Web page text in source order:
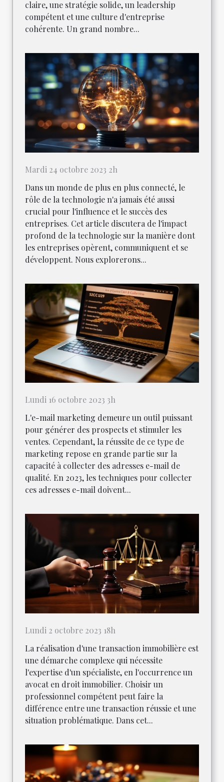
claire, une stratégie solide, un leadership
compétent et une culture d'entreprise
cohérente. Un grand nombre...
Mardi 24 octobre 2023 2h
Dans un monde de plus en plus connecté, le
rôle de la technologie n'a jamais été aussi
crucial pour l'influence et le succès des
entreprises. Cet article discutera de l'impact
profond de la technologie sur la manière dont
les entreprises opèrent, communiquent et se
développent. Nous explorerons...
Lundi 16 octobre 2023 3h
L'e-mail marketing demeure un outil puissant
pour générer des prospects et stimuler les
ventes. Cependant, la réussite de ce type de
marketing repose en grande partie sur la
capacité à collecter des adresses e-mail de
qualité. En 2023, les techniques pour collecter
ces adresses e-mail doivent...
Lundi 2 octobre 2023 18h
La réalisation d'une transaction immobilière est
une démarche complexe qui nécessite
l'expertise d'un spécialiste, en l'occurrence un
avocat en droit immobilier. Choisir un
professionnel compétent peut faire la
différence entre une transaction réussie et une
situation problématique. Dans cet...